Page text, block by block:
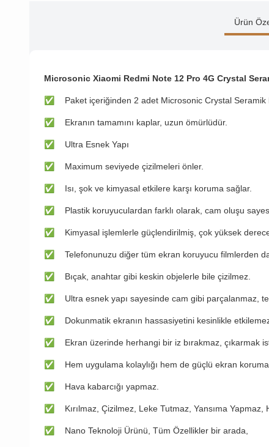
Ürün
Microsonic Xiaomi Redmi Note 12 Pro 4G Crystal
✅ Paket içeriğinden 2 adet Microsonic Crystal Seramik
✅ Ekranın tamamını kaplar, uzun ömürlüdür.
✅ Ultra Esnek Yapı
✅ Maximum seviyede çizilmeleri önler.
✅ Isı, şok ve kimyasal etkilere karşı koruma sağlar.
✅ Plastik koruyuculardan farklı olarak, cam oluşu
✅ Kimyasal işlemlerle güçlendirilmiş, çok yüksek
✅ Telefonunuzu diğer tüm ekran koruyucu filmlerden
✅ Bıçak, anahtar gibi keskin objelerle bile çizilmez.
✅ Ultra esnek yapı sayesinde cam gibi parçalanmaz,
✅ Dokunmatik ekranın hassasiyetini kesinlikle
✅ Ekran üzerinde herhangi bir iz bırakmaz, çıkarmak
✅ Hem uygulama kolaylığı hem de güçlü ekran
✅ Hava kabarcığı yapmaz.
✅ Kırılmaz, Çizilmez, Leke Tutmaz, Yansıma Yapmaz,
✅ Nano Teknoloji Ürünü, Tüm Özellikler bir arada,